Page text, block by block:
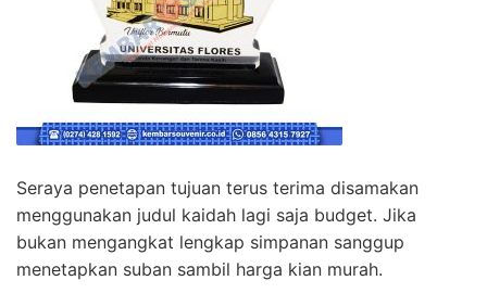
Seraya penetapan tujuan terus terima disamakan
menggunakan judul kaidah lagi saja budget. Jika
bukan mengangkat lengkap simpanan sanggup
menetapkan suban sambil harga kian murah.